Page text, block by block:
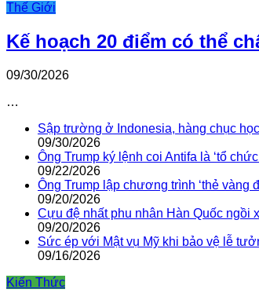
Thế Giới
Kế hoạch 20 điểm có thể
09/30/2026
…
Sập trường ở Indonesia, hàng chục
09/30/2026
Ông Trump ký lệnh coi Antifa là ‘tổ
09/22/2026
Ông Trump lập chương trình ‘thẻ vàng
09/20/2026
Cựu đệ nhất phu nhân Hàn Quốc ngồi
09/20/2026
Sức ép với Mật vụ Mỹ khi bảo vệ lễ
09/16/2026
Kiến Thức